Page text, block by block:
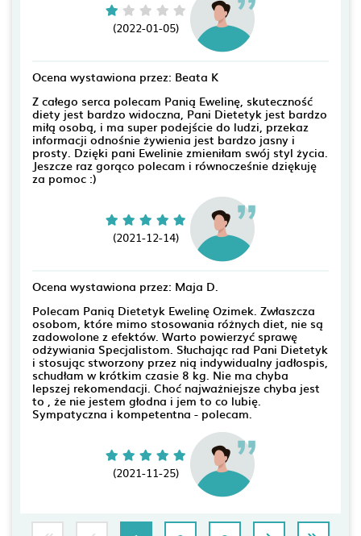
(2022-01-05)
Ocena wystawiona przez: Beata K
Z całego serca polecam Panią Ewelinę, skuteczność
diety jest bardzo widoczna, Pani Dietetyk jest bardzo
miłą osobą, i ma super podejście do ludzi, przekaz
informacji odnośnie żywienia jest bardzo jasny i
prosty. Dzięki pani Ewelinie zmieniłam swój styl życia.
Jeszcze raz gorąco polecam i równocześnie dziękuję
za pomoc :)
(2021-12-14)
Ocena wystawiona przez: Maja D.
Polecam Panią Dietetyk Ewelinę Ozimek. Zwłaszcza
osobom, które mimo stosowania różnych diet, nie są
zadowolone z efektów. Warto powierzyć sprawę
odżywiania Specjalistom. Słuchając rad Pani Dietetyk
i stosując stworzony przez nią indywidualny jadłospis,
schudłam w krótkim czasie 8 kg. Nie ma chyba
lepszej rekomendacji. Choć najważniejsze chyba jest
to , że nie jestem głodna i jem to co lubię.
Sympatyczna i kompetentna - polecam.
(2021-11-25)